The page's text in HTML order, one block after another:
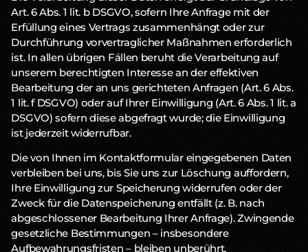
Art. 6 Abs. 1 lit. b DSGVO, sofern Ihre Anfrage mit der
Erfüllung eines Vertrags zusammenhängt oder zur
Durchführung vorvertraglicher Maßnahmen erforderlich
ist. In allen übrigen Fällen beruht die Verarbeitung auf
unserem berechtigten Interesse an der effektiven
Bearbeitung der an uns gerichteten Anfragen (Art. 6 Abs.
1 lit. f DSGVO) oder auf Ihrer Einwilligung (Art. 6 Abs. 1 lit. a
DSGVO) sofern diese abgefragt wurde; die Einwilligung
ist jederzeit widerrufbar.
Die von Ihnen im Kontaktformular eingegebenen Daten
verbleiben bei uns, bis Sie uns zur Löschung auffordern,
Ihre Einwilligung zur Speicherung widerrufen oder der
Zweck für die Datenspeicherung entfällt (z. B. nach
abgeschlossener Bearbeitung Ihrer Anfrage). Zwingende
gesetzliche Bestimmungen – insbesondere
Aufbewahrungsfristen – bleiben unberührt.